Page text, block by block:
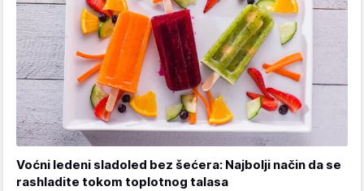
Voćni ledeni sladoled bez šećera: Najbolji način da se
rashladite tokom toplotnog talasa